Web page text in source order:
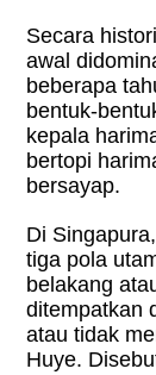
Secara
awal
beberapa
bentuk-
kepala
bertopi
bersayap.
Di
tiga pola
belakang
ditempatkan
atau tidak
Huye.